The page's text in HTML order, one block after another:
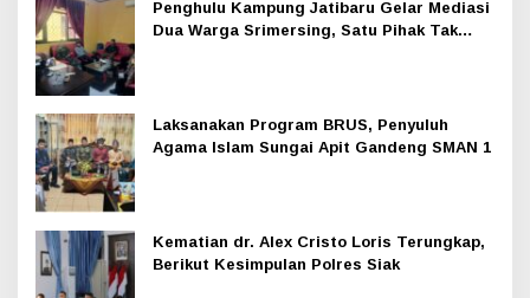
Penghulu Kampung Jatibaru Gelar Mediasi
Dua Warga Srimersing, Satu Pihak Tak
Laksanakan Program BRUS, Penyuluh
Agama Islam Sungai Apit Gandeng SMAN 1
Kematian dr. Alex Cristo Loris Terungkap,
Berikut Kesimpulan Polres Siak